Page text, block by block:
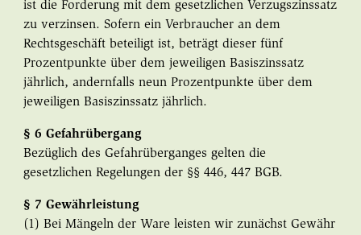
ist die Forderung mit dem gesetzlichen Verzugszinssatz
zu verzinsen. Sofern ein Verbraucher an dem
Rechtsgeschäft beteiligt ist, beträgt dieser fünf
Prozentpunkte über dem jeweiligen Basiszinssatz
jährlich, andernfalls neun Prozentpunkte über dem
jeweiligen Basiszinssatz jährlich.
§ 6 Gefahrübergang
Bezüglich des Gefahrüberganges gelten die
gesetzlichen Regelungen der §§ 446, 447 BGB.
§ 7 Gewährleistung
(1) Bei Mängeln der Ware leisten wir zunächst Gewähr